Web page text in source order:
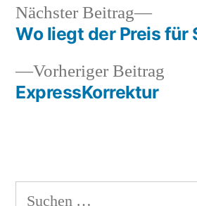
Vorheriger Beitrag
ExpressKorrektur
Nächster Beitrag
Wo liegt der Preis für
Suchen